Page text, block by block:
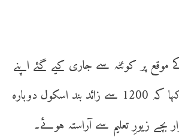
موقع پر کوئٹہ سے جاری کیے گئے اپنے
پیغام میں انہں نے کہا کہ 1200 سے زائد بند اسکول دوبارہ